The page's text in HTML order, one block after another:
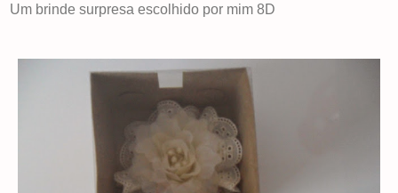
Um brinde surpresa escolhido por mim 8D